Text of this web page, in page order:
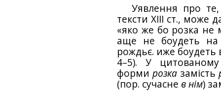
Уявлення про
тексти XIII ст., може
«яко же бо розка не
аще не боудеть
рождьє. иже боудеть
4–5). У
формирозка замість
(пор. сучасне в нім)